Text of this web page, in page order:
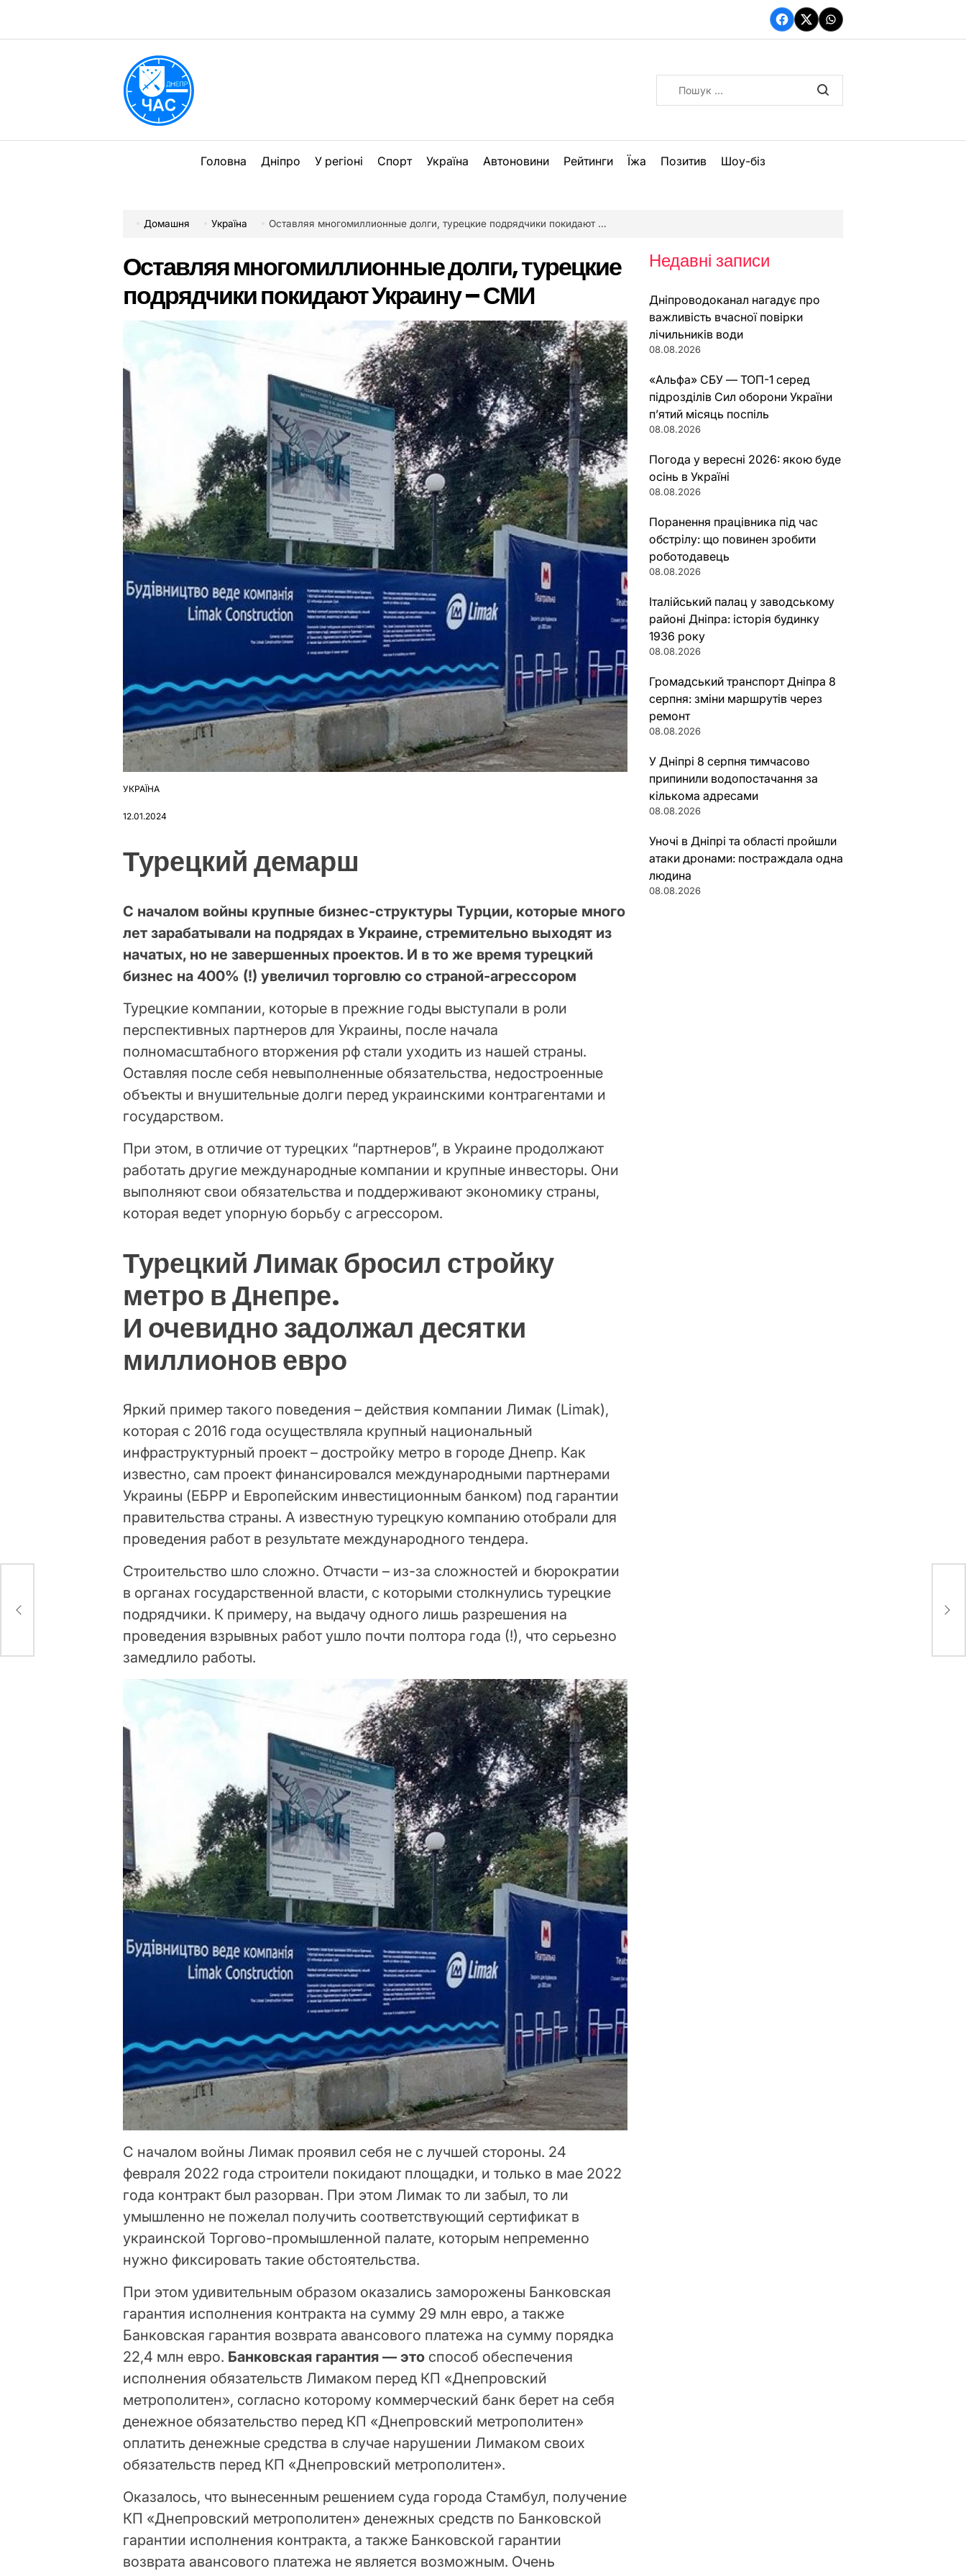
вмісту
Facebook
TwitterWhatsApp
Головна Дніпро У регіоні Спорт Україна Автоновини Рейтинги Їжа Позитив Шоу-біз
Домашня Україна Оставляя многомиллионные долги, турецкие подрядчики покидают Украину – СМИ
Оставляя многомиллионные долги, турецкие
подрядчики покидают Украину – СМИ
ОПУБЛІКУВАТИ
УКРАЇНА
12.01.2024
Турецкий демарш
С началом войны крупные бизнес-структуры Турции, которые много
лет зарабатывали на подрядах в Украине, стремительно выходят из
начатых, но не завершенных проектов. И в то же время турецкий
бизнес на 400% (!) увеличил торговлю со страной-агрессором
Турецкие компании, которые в прежние годы выступали в роли
перспективных партнеров для Украины, после начала
полномасштабного вторжения рф стали уходить из нашей страны.
Оставляя после себя невыполненные обязательства, недостроенные
объекты и внушительные долги перед украинскими контрагентами и
государством.
При этом, в отличие от турецких “партнеров”, в Украине продолжают
работать другие международные компании и крупные инвесторы. Они
выполняют свои обязательства и поддерживают экономику страны,
которая ведет упорную борьбу с агрессором.
Турецкий Лимак бросил стройку
метро в Днепре.
И очевидно задолжал десятки
миллионов евро
Яркий пример такого поведения – действия компании Лимак (Limak),
которая с 2016 года осуществляла крупный национальный
инфраструктурный проект – достройку метро в городе Днепр. Как
известно, сам проект финансировался международными партнерами
Украины (ЕБРР и Европейским инвестиционным банком) под гарантии
правительства страны. А известную турецкую компанию отобрали для
проведения работ в результате международного тендера.
Строительство шло сложно. Отчасти – из-за сложностей и бюрократии
в органах государственной власти, с которыми столкнулись турецкие
подрядчики. К примеру, на выдачу одного лишь разрешения на
проведения взрывных работ ушло почти полтора года (!), что серьезно
замедлило работы.
С началом войны Лимак проявил себя не с лучшей стороны. 24
февраля 2022 года строители покидают площадки, и только в мае 2022
года контракт был разорван. При этом Лимак то ли забыл, то ли
умышленно не пожелал получить соответствующий сертификат в
украинской Торгово-промышленной палате, которым непременно
нужно фиксировать такие обстоятельства.
При этом удивительным образом оказались заморожены Банковская
гарантия исполнения контракта на сумму 29 млн евро, а также
Банковская гарантия возврата авансового платежа на сумму порядка
22,4 млн евро. Банковская гарантия — это способ обеспечения
исполнения обязательств Лимаком перед КП «Днепровский
метрополитен», согласно которому коммерческий банк берет на себя
денежное обязательство перед КП «Днепровский метрополитен»
оплатить денежные средства в случае нарушении Лимаком своих
обязательств перед КП «Днепровский метрополитен».
Оказалось, что вынесенным решением суда города Стамбул, получение
КП «Днепровский метрополитен» денежных средств по Банковской
гарантии исполнения контракта, а также Банковской гарантии
возврата авансового платежа не является возможным. Очень
Недавні записи
Дніпроводоканал нагадує про
важливість вчасної повірки
лічильників води
08.08.2026
«Альфа» СБУ — ТОП-1 серед
підрозділів Сил оборони України
п’ятий місяць поспіль
08.08.2026
Погода у вересні 2026: якою буде
осінь в Україні
08.08.2026
Поранення працівника під час
обстрілу: що повинен зробити
роботодавець
08.08.2026
Італійський палац у заводському
районі Дніпра: історія будинку
1936 року
08.08.2026
Громадський транспорт Дніпра 8
серпня: зміни маршрутів через
ремонт
08.08.2026
У Дніпрі 8 серпня тимчасово
припинили водопостачання за
кількома адресами
08.08.2026
Уночі в Дніпрі та області пройшли
атаки дронами: постраждала одна
людина
08.08.2026